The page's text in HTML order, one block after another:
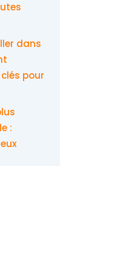
dans
pour
: